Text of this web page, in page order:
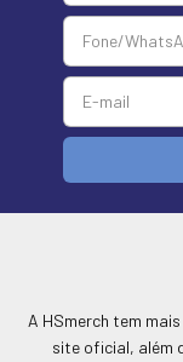
A HSmerch tem
site oficial, além